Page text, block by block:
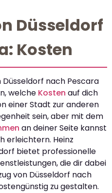
Düsseldorf
Kosten
Düsseldorf nach Pescara
welche Kosten auf dich
einer Stadt zur anderen
sein, aber mit dem
an deiner Seite kannst
erleichtern. Heinz
bietet professionelle
die dir dabei
von Düsseldorf nach
zu gestalten.